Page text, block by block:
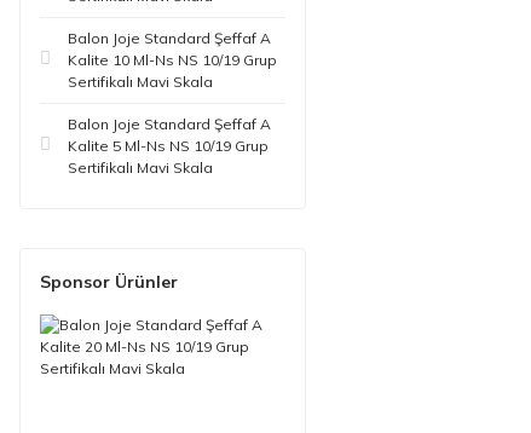
Balon Joje Standard Şeffaf A
Kalite 10 Ml-Ns NS 10/19 Grup
Sertifikalı Mavi Skala
Balon Joje Standard Şeffaf A
Kalite 5 Ml-Ns NS 10/19 Grup
Sertifikalı Mavi Skala
Sponsor Ürünler